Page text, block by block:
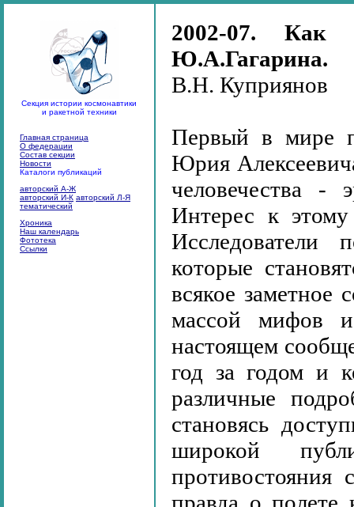
Секция истории космонавтики
и ракетной техники
Главная страница
О федерации
Состав секции
Новости
Каталоги публикаций
авторский А-Ж
авторский И-К авторский Л-Я
тематический
Хроника
Наш календарь
Фототека
Ссылки
2002-07. Как
Ю.А.Гагарина.
В.Н. Куприянов
Первый в мире
Юрия
человечества -
Интерес к
Исследователи
которые
всякое заметное
массой мифов
настоящем
год за годом и
различные
становясь
широкой
противостояния